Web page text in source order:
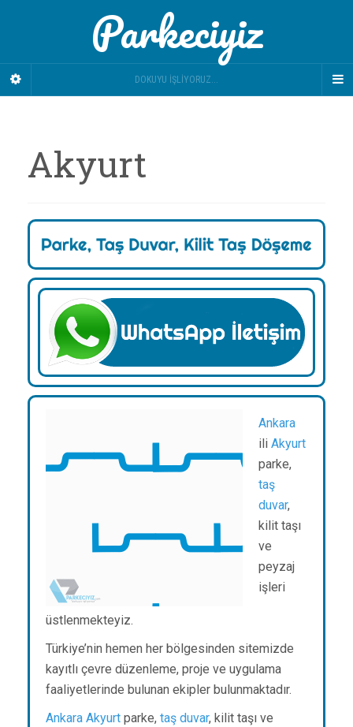
Parkeciyiz
DOKUYU İŞLIYORUZ...
Akyurt
Ankara
ili Akyurt
parke,
taş
duvar,
kilit taşı
ve
peyzaj
işleri
üstlenmekteyiz.
Türkiye’nin hemen her bölgesinden sitemizde
kayıtlı çevre düzenleme, proje ve uygulama
faaliyetlerinde bulunan ekipler bulunmaktadır.
Ankara Akyurt parke, taş duvar, kilit taşı ve